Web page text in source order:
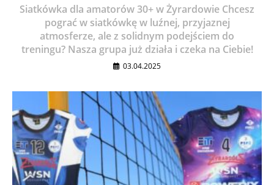
Siatkówka dla amatorów 30+ w Żyrardowie Chcesz
pograć w siatkówkę w luźnej, przyjaznej
atmosferze, ale z solidnym podejściem do
treningu? Nasza grupa już działa i czeka na Ciebie!
03.04.2025